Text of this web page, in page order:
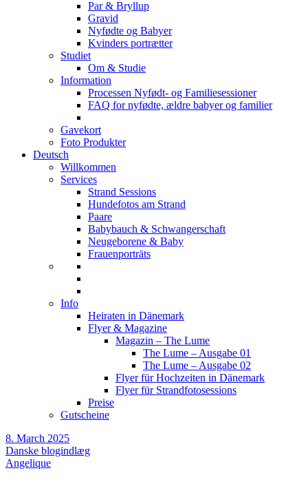
Par & Bryllup
Gravid
Nyfødte og Babyer
Kvinders portrætter
Studiet
Om & Studie
Information
Processen Nyfødt- og Familiesessioner
FAQ for nyfødte, ældre babyer og familier
Gavekort
Foto Produkter
Deutsch
Willkommen
Services
Strand Sessions
Hundefotos am Strand
Paare
Babybauch & Schwangerschaft
Neugeborene & Baby
Frauenporträts
Info
Heiraten in Dänemark
Flyer & Magazine
Magazin – The Lume
The Lume – Ausgabe 01
The Lume – Ausgabe 02
Flyer für Hochzeiten in Dänemark
Flyer für Strandfotosessions
Preise
Gutscheine
8. March 2025
Danske blogindlæg
Angelique